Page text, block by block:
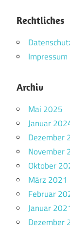
Rechtliches
Impressum
Archiv
Mai 2025
Januar
Dezember
November
Oktober
März 2021
Februar
Januar
Dezember